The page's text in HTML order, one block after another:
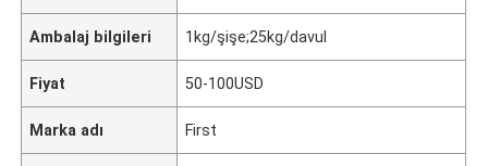
Ambalaj bilgileri 1kg/şişe;25kg/davul
Fiyat 50-100USD
Marka adı First